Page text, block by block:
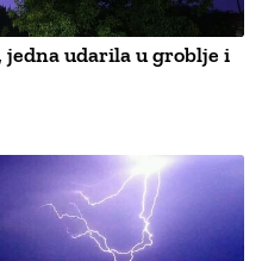
udarila u groblje i